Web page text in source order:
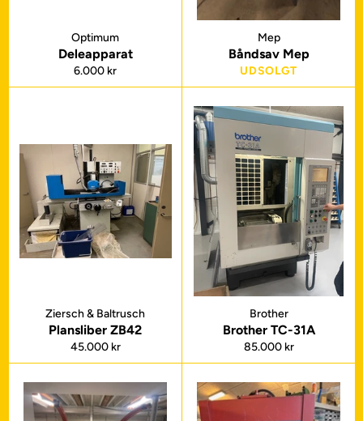
Optimum
Deleapparat
Normalpris
6.000 kr
Mep
Båndsav Mep
UDSOLGT
Ziersch & Baltrusch
Plansliber ZB42
Normalpris
45.000 kr
Brother
Brother TC-31A
Normalpris
85.000 kr